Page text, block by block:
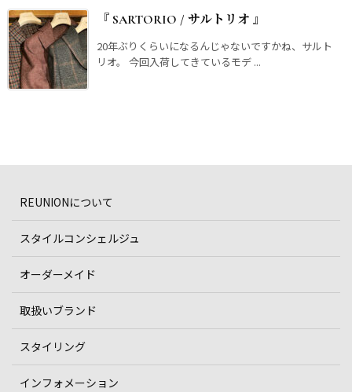
『 SARTORIO / サルトリオ 』
20年ぶりくらいになるんじゃないですかね、サルト
リオ。 今回入荷してきているモデ ...
REUNIONについて
スタイルコンシェルジュ
オーダーメイド
取扱いブランド
スタイリング
インフォメーション